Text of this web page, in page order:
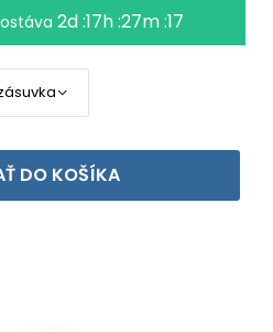
2d :17h :27m :17
DO KOŠÍKA